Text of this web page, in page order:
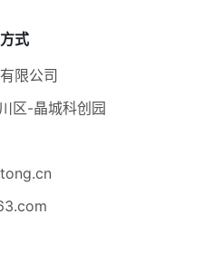
式
限公司
区-晶城科创园